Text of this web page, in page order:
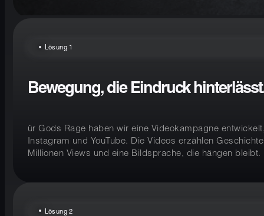
Bewegung, die Eindruck
Lösung 1
ür Gods Rage haben wir eine Videokampagne
Instagram und YouTube. Die Videos erzählen
Millionen Views und eine Bildsprache, die hängen bleibt.
Lösung 2